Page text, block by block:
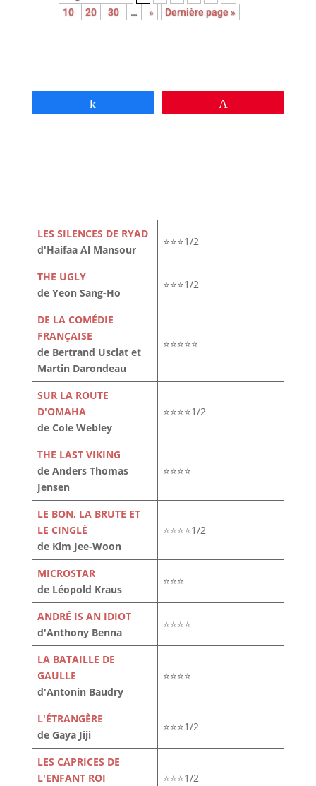
10
20 30 … » Dernière page »
LES SILENCES DE RYAD
d'Haifaa Al Mansour
⭐⭐⭐1/2
THE UGLY
de Yeon Sang-Ho
⭐⭐⭐1/2
DE LA COMÉDIE
FRANÇAISE
de Bertrand Usclat et
Martin Darondeau
⭐⭐⭐⭐⭐
SUR LA ROUTE
D'OMAHA
de Cole Webley
⭐⭐⭐⭐1/2
THE LAST VIKING
de Anders Thomas
Jensen
⭐⭐⭐⭐
LE BON, LA BRUTE ET
LE CINGLÉ
de Kim Jee-Woon
⭐⭐⭐⭐1/2
MICROSTAR
de Léopold Kraus
⭐⭐⭐
ANDRÉ IS AN IDIOT
d'Anthony Benna
⭐⭐⭐⭐
LA BATAILLE DE
GAULLE
d'Antonin Baudry
⭐⭐⭐⭐
L'ÉTRANGÈRE
de Gaya Jiji
⭐⭐⭐1/2
LES CAPRICES DE
L'ENFANT ROI
⭐⭐⭐1/2